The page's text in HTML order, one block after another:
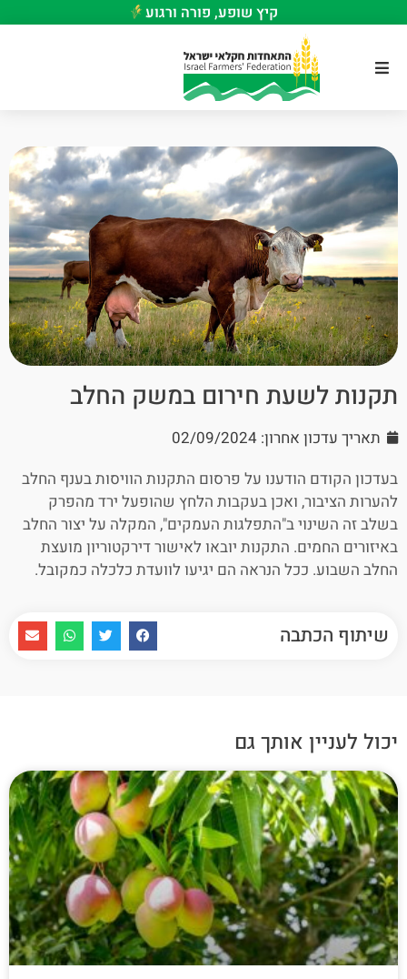
קיץ שופע, פורה ורגוע
תקנות לשעת חירום במשק החלב
תאריך עדכון אחרון: 02/09/2024
בעדכון הקודם הודענו על פרסום התקנות הוויסות בענף החלב
להערות הציבור, ואכן בעקבות הלחץ שהופעל ירד מהפרק
בשלב זה השינוי ב"התפלגות העמקים", המקלה על יצור החלב
באיזורים החמים. התקנות יובאו לאישור דירקטוריון מועצת
החלב השבוע. ככל הנראה הם יגיעו לוועדת כלכלה כמקובל.
שיתוף הכתבה
יכול לעניין אותך גם